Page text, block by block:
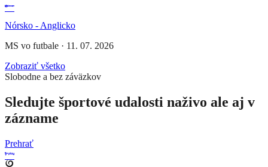
Nórsko - Anglicko
MS vo futbale · 11. 07. 2026
Zobraziť všetko
Slobodne a bez záväzkov
Sledujte športové udalosti naživo ale aj v
zázname
Prehrať